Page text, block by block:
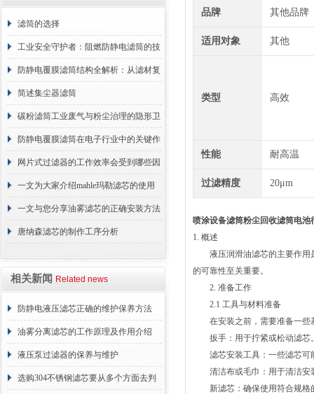
滤筒的选择
工业安全守护者：阻燃防静电滤筒的技
术原理与应用解析
防静电覆膜滤筒结构全解析：从滤材复
合到整体成型
简述集尘器滤筒
碳粉滤筒工业废气与粉尘治理的隐形卫
士
防静电覆膜滤筒在电子行业中的关键作
用
网片式过滤器的工作效率会受到哪些因
素的影响？
一文为大家介绍mahle玛勒滤芯的使用
原理
一文与您分享油雾滤芯的正确安装方法
唐纳森滤芯的制作工序分析
相关新闻 Related news
防静电液压滤芯正确的维护保养方法
油雾分离滤芯的工作原理及作用介绍
液压泵过滤器的保养与维护
选购304不锈钢滤芯要从多个方面去判
品牌 其他品牌
适用对象 其他
类型 高效
性能 耐高温
过滤精度 20μm
喷涂设备滤筒粉尘回收滤筒电池
1. 概述
液压润滑油滤芯的主要作用是
的可靠性至关重要。
2. 准备工作
2.1 工具与材料准备
在安装之前，需要准备一些
扳手：用于拧紧或松动滤芯
滤芯安装工具：一些滤芯可
清洁布或毛巾：用于清洁安
新滤芯：确保使用符合规格